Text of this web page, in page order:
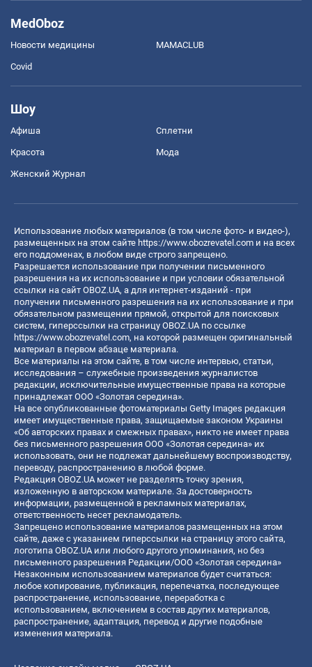
MedOboz
Новости медицины MAMACLUB
Covid
Шоу
Афиша Сплетни
Красота Мода
Женский Журнал
Использование любых материалов (в том числе фото- и видео-),
размещенных на этом сайте https://www.obozrevatel.com и на всех
его поддоменах, в любом виде строго запрещено.
Разрешается использование при получении письменного
разрешения на их использование и при условии обязательной
ссылки на сайт OBOZ.UA, а для интернет-изданий - при
получении письменного разрешения на их использование и при
обязательном размещении прямой, открытой для поисковых
систем, гиперссылки на страницу OBOZ.UA по ссылке
https://www.obozrevatel.com, на которой размещен оригинальный
материал в первом абзаце материала.
Все материалы на этом сайте, в том числе интервью, статьи,
исследования – служебные произведения журналистов
редакции, исключительные имущественные права на которые
принадлежат ООО «Золотая середина».
На все опубликованные фотоматериалы Getty Images редакция
имеет имущественные права, защищаемые законом Украины
«Об авторских правах и смежных правах», никто не имеет права
без письменного разрешения ООО «Золотая середина» их
использовать, они не подлежат дальнейшему воспроизводству,
переводу, распространению в любой форме.
Редакция OBOZ.UA может не разделять точку зрения,
изложенную в авторском материале. За достоверность
информации, размещенной в рекламных материалах,
ответственность несет рекламодатель.
Запрещено использование материалов размещенных на этом
сайте, даже с указанием гиперссылки на страницу этого сайта,
логотипа OBOZ.UA или любого другого упоминания, но без
письменного разрешения Редакции/ООО «Золотая середина»
Незаконным использованием материалов будет считаться:
любое копирование, публикация, перепечатка, последующее
распространение, использование, переработка с
использованием, включением в состав других материалов,
распространение, адаптация, перевод и другие подобные
изменения материала.